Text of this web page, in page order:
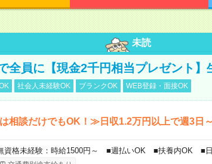
未読
全員に【現金2千円相当プレゼント】
社会人未経験OK ブランクOK WEB登録・面接OK
相談だけでもOK！≫日収1.2万円以上で週3日
資格未経験：時給1500円～ ■週払いOK ■扶養内OK ■日